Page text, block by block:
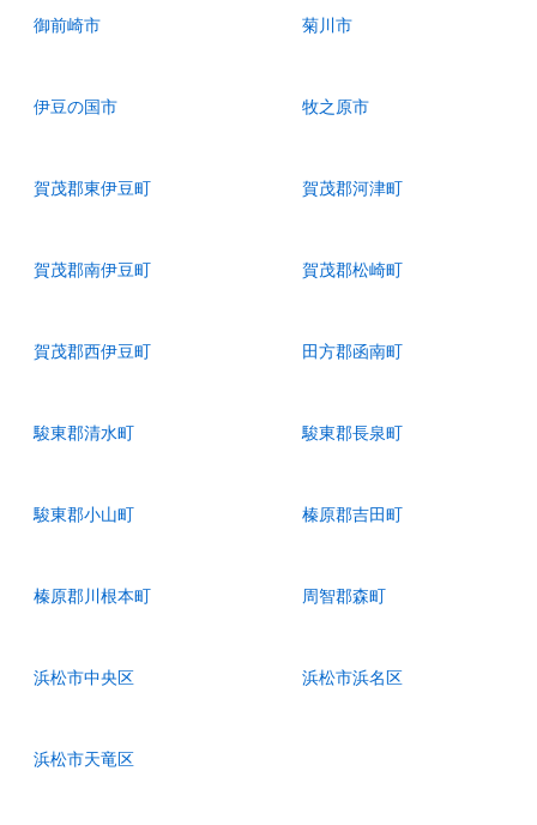
御前崎市 菊川市
伊豆の国市 牧之原市
賀茂郡東伊豆町 賀茂郡河津町
賀茂郡南伊豆町 賀茂郡松崎町
賀茂郡西伊豆町 田方郡函南町
駿東郡清水町 駿東郡長泉町
駿東郡小山町 榛原郡吉田町
榛原郡川根本町 周智郡森町
浜松市中央区 浜松市浜名区
浜松市天竜区